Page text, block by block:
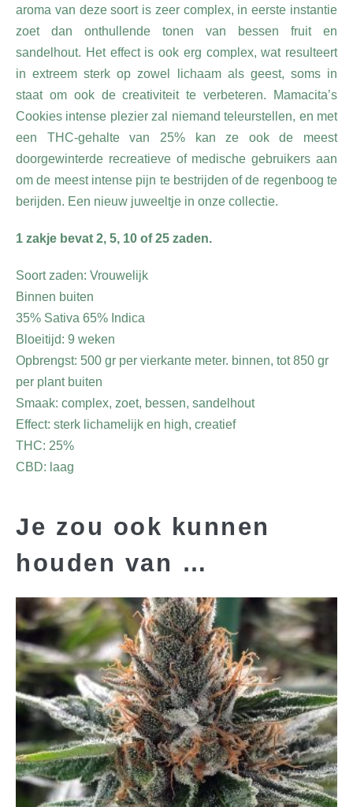
aroma van deze soort is zeer complex, in eerste instantie
zoet dan onthullende tonen van bessen fruit en
sandelhout. Het effect is ook erg complex, wat resulteert
in extreem sterk op zowel lichaam als geest, soms in
staat om ook de creativiteit te verbeteren. Mamacita’s
Cookies intense plezier zal niemand teleurstellen, en met
een THC-gehalte van 25% kan ze ook de meest
doorgewinterde recreatieve of medische gebruikers aan
om de meest intense pijn te bestrijden of de regenboog te
berijden. Een nieuw juweeltje in onze collectie.
1 zakje bevat 2, 5, 10 of 25 zaden.
Soort zaden: Vrouwelijk
Binnen buiten
35% Sativa 65% Indica
Bloeitijd: 9 weken
Opbrengst: 500 gr per vierkante meter. binnen, tot 850 gr
per plant buiten
Smaak: complex, zoet, bessen, sandelhout
Effect: sterk lichamelijk en high, creatief
THC: 25%
CBD: laag
Je zou ook kunnen
houden van …